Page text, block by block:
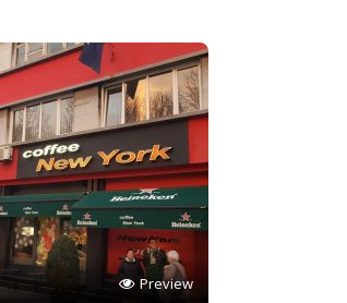
Preview